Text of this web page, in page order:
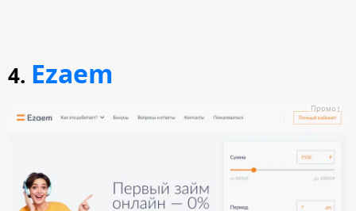
4. Ezaem
Промо